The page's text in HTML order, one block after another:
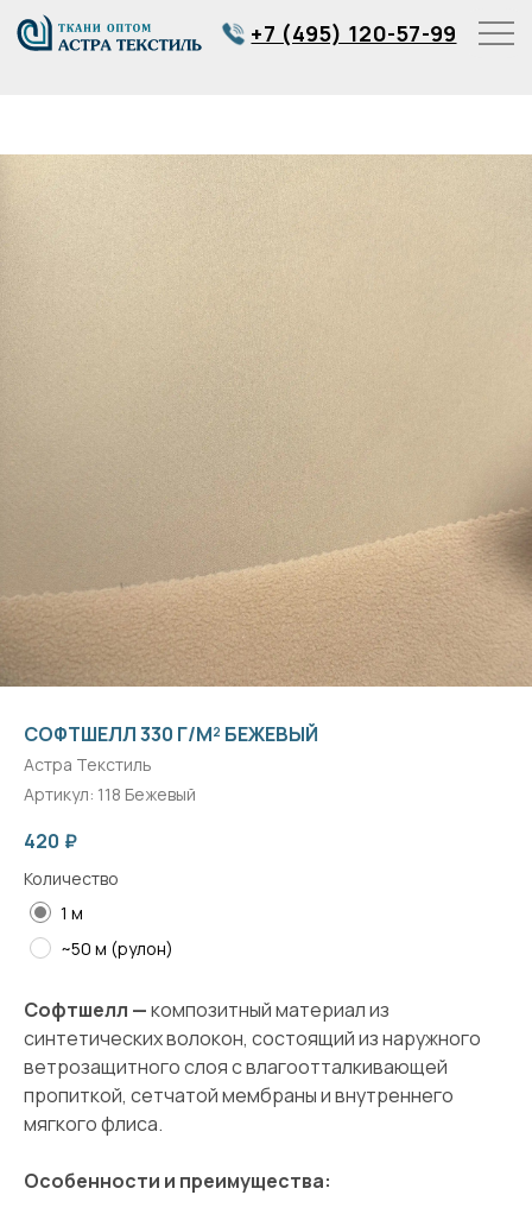
+7 (495) 120-57-99
СОФТШЕЛЛ 330 Г/М² БЕЖЕВЫЙ
Астра Текстиль
Артикул: 118 Бежевый
420 ₽
Количество
1 м
~50 м (рулон)
Софтшелл —композитный материал из
синтетических волокон, состоящий из наружного
ветрозащитного слоя с влагоотталкивающей
пропиткой, сетчатой мембраны и внутреннего
мягкого флиса.
Особенности и преимущества: